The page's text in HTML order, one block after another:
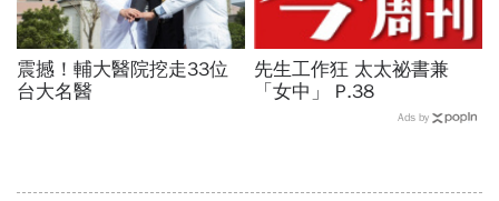
震撼！輔大醫院挖走33位
台大名醫
先生工作狂 太太祕書兼
「女中」 P.38
Ads by